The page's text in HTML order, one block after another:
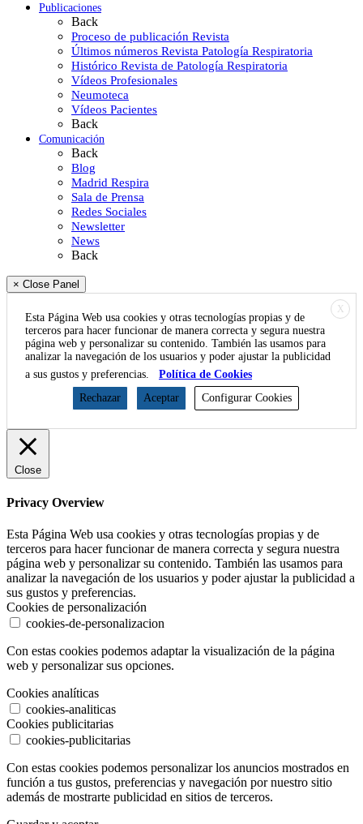
Publicaciones
Back
Proceso de publicación Revista
Últimos números Revista Patología Respiratoria
Histórico Revista de Patología Respiratoria
Vídeos Profesionales
Neumoteca
Vídeos Pacientes
Back
Comunicación
Back
Blog
Madrid Respira
Sala de Prensa
Redes Sociales
Newsletter
News
Back
× Close Panel
X
Esta Página Web usa cookies y otras tecnologías propias y de
terceros para hacer funcionar de manera correcta y segura nuestra
página web y personalizar su contenido. También las usamos para
analizar la navegación de los usuarios y poder ajustar la publicidad
a sus gustos y preferencias.
Política de Cookies
Rechazar
Aceptar Configurar Cookies
Close
Privacy Overview
Esta Página Web usa cookies y otras tecnologías propias y de
terceros para hacer funcionar de manera correcta y segura nuestra
página web y personalizar su contenido. También las usamos para
analizar la navegación de los usuarios y poder ajustar la publicidad a
sus gustos y preferencias.
Cookies de personalización
cookies-de-personalizacion
Con estas cookies podemos adaptar la visualización de la página
web y personalizar sus opciones.
Cookies analíticas
cookies-analiticas
Cookies publicitarias
cookies-publicitarias
Con estas cookies podemos personalizar los anuncios mostrados en
función a tus gustos, preferencias y navegación por nuestro sitio
además de mostrarte publicidad en sitios de terceros.